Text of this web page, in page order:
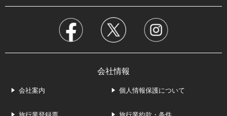
会社情報
会社案内 個人情報保護について